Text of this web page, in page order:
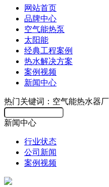
网站首页
品牌中心
空气能热泵
太阳能
经典工程案例
热水解决方案
案例视频
新闻中心
热门关键词：空气能热水器
新闻中心
行业状态
公司新闻
案例视频